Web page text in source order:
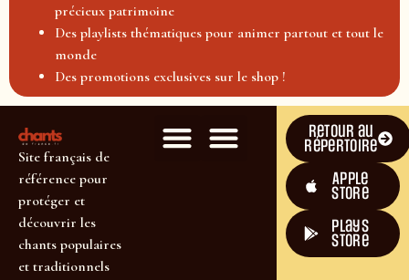
précieux patrimoine
Des playlists thématiques pour animer partout et tout le
monde
Des promotions exclusives sur le shop !
Site français de
référence pour
protéger et
découvrir les
chants populaires
et traditionnels
Retour au
répertoire
Apple
Store
plays
store